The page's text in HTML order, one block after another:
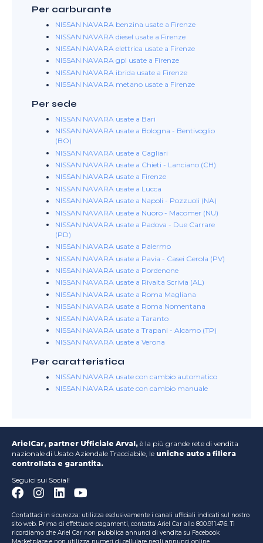
Per carburante
NISSAN NAVARA benzina usate a Firenze
NISSAN NAVARA diesel usate a Firenze
NISSAN NAVARA elettrica usate a Firenze
NISSAN NAVARA gpl usate a Firenze
NISSAN NAVARA ibrida usate a Firenze
NISSAN NAVARA metano usate a Firenze
Per sede
NISSAN NAVARA usate a Bari
NISSAN NAVARA usate a Bologna - Bentivoglio
(BO)
NISSAN NAVARA usate a Cagliari
NISSAN NAVARA usate a Chieti - Lanciano (CH)
NISSAN NAVARA usate a Firenze
NISSAN NAVARA usate a Lucca
NISSAN NAVARA usate a Napoli - Pozzuoli (NA)
NISSAN NAVARA usate a Nuoro - Macomer (NU)
NISSAN NAVARA usate a Padova - Due Carrare
(PD)
NISSAN NAVARA usate a Palermo
NISSAN NAVARA usate a Pavia - Casei Gerola (PV)
NISSAN NAVARA usate a Pordenone
NISSAN NAVARA usate a Rivalta Scrivia (AL)
NISSAN NAVARA usate a Roma Magliana
NISSAN NAVARA usate a Roma Nomentana
NISSAN NAVARA usate a Taranto
NISSAN NAVARA usate a Trapani - Alcamo (TP)
NISSAN NAVARA usate a Verona
Per caratteristica
NISSAN NAVARA usate con cambio automatico
NISSAN NAVARA usate con cambio manuale
ArielCar, partner Ufficiale Arval, è la più grande rete di vendita
nazionale di Usato Aziendale Tracciabile, le uniche auto a filiera
controllata e garantita.
Seguici sui Social!
Contattaci in sicurezza: utilizza esclusivamente i canali ufficiali indicati sul nostro
sito web. Prima di effettuare pagamenti, contatta Ariel Car allo 800.911.476. Ti
ricordiamo che Ariel Car non pubblica annunci di vendita su Facebook
Marketplace e non utilizza numeri di cellulare negli annunci online